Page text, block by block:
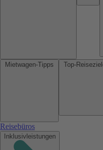
Reisebüros
Inklusivleistungen